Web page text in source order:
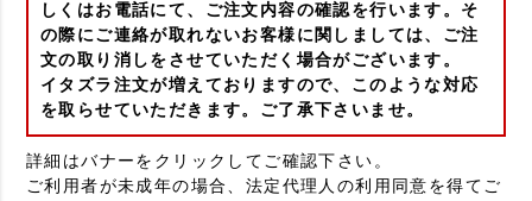
しくはお電話にて、ご注文内容の確認を行います。そ
の際にご連絡が取れないお客様に関しましては、ご注
文の取り消しをさせていただく場合がございます。
イタズラ注文が増えておりますので、このような対応
を取らせていただきます。ご了承下さいませ。
詳細はバナーをクリックしてご確認下さい。
ご利用者が未成年の場合、法定代理人の利用同意を得てご